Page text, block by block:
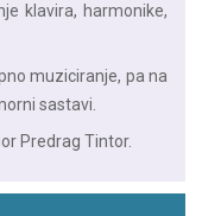
klavira, harmonike,
muziciranje, pa na
sastavi.
Predrag Tintor.